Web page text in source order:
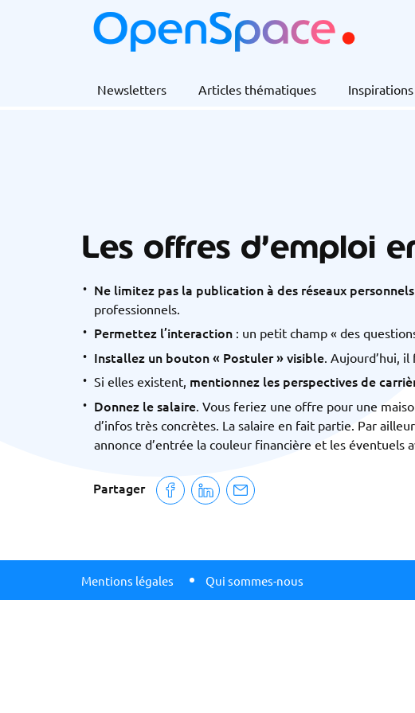
Newsletters Articles thématiques Inspirations
Les offres d’emploi
Ne limitez pas la publication à des réseaux
professionnels.
Permettez l’interaction : un petit champ « des
Installez un bouton « Postuler » visible . Aujourd’hui,
Si elles existent, mentionnez les perspectives de
Donnez le salaire . Vous feriez une offre pour une
d’infos très concrètes. La salaire en fait partie. Par
annonce d’entrée la couleur financière et les éventuels
Partager
Mentions légales Qui sommes-nous